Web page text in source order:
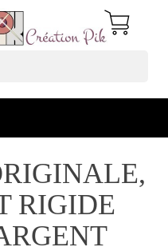

RIGIDE